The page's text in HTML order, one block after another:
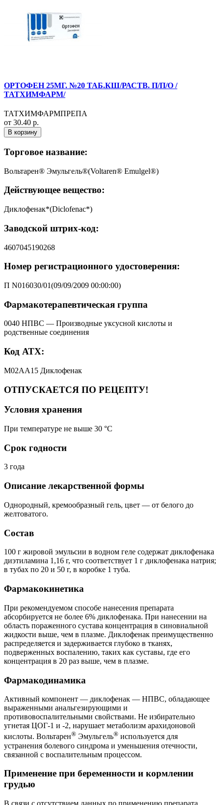
ОРТОФЕН 25МГ. №20 ТАБ.КШ/РАСТВ. П/П/О /
ТАТХИМФАРМ/
ТАТХИМФАРМПРЕПА
от 30.40 р.
В корзину
Торговое название:
Вольтарен® Эмульгель®(Voltaren® Emulgel®)
Действующее вещество:
Диклофенак*(Diclofenac*)
Заводской штрих-код:
4607045190268
Номер регистрационного удостоверения:
П N016030/01(09/09/2009 00:00:00)
Фармакотерапевтическая группа
0040 НПВС — Производные уксусной кислоты и
родственные соединения
Код АТХ:
M02AA15 Диклофенак
ОТПУСКАЕТСЯ ПО РЕЦЕПТУ!
Условия хранения
При температуре не выше 30 °C
Срок годности
3 года
Описание лекарственной формы
Однородный, кремообразный гель, цвет — от белого до
желтоватого.
Состав
100 г жировой эмульсии в водном геле содержат диклофенака
диэтиламина 1,16 г, что соответствует 1 г диклофенака натрия;
в тубах по 20 и 50 г, в коробке 1 туба.
Фармакокинетика
При рекомендуемом способе нанесения препарата
абсорбируется не более 6% диклофенака. При нанесении на
область пораженного сустава концентрация в синовиальной
жидкости выше, чем в плазме. Диклофенак преимущественно
распределяется и задерживается глубоко в тканях,
подверженных воспалению, таких как суставы, где его
концентрация в 20 раз выше, чем в плазме.
Фармакодинамика
Активный компонент — диклофенак — НПВС, обладающее
выраженными анальгезирующими и
противовоспалительными свойствами. Не избирательно
угнетая ЦОГ-1 и -2, нарушает метаболизм арахидоновой
кислоты. Вольтарен® Эмульгель® используется для
устранения болевого синдрома и уменьшения отечности,
связанной с воспалительным процессом.
Применение при беременности и кормлении
грудью
В связи с отсутствием данных по применению препарата